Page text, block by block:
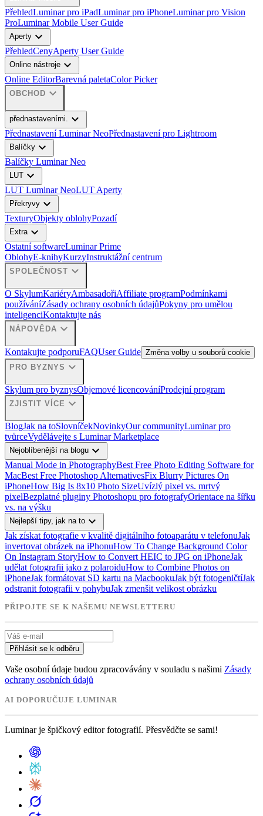
PřehledLuminar pro iPadLuminar pro iPhoneLuminar pro Vision
ProLuminar Mobile User Guide
Aperty expand_more
PřehledCenyAperty User Guide
Online nástroje expand_more
Online EditorBarevná paletaColor Picker
OBCHOD expand_more
přednastaveními. expand_more
Přednastavení Luminar NeoPřednastavení pro Lightroom
Balíčky expand_more
Balíčky Luminar Neo
LUT expand_more
LUT Luminar NeoLUT Aperty
Překryvy expand_more
TexturyObjekty oblohyPozadí
Extraexpand_more
Ostatní softwareLuminar Prime
OblohyE-knihyKurzyInstruktážní centrum
SPOLEČNOST expand_more
O SkylumKariéryAmbasadořiAffiliate programPodmínkami
používáníZásady ochrany osobních údajůPokyny pro umělou
inteligenciKontaktujte nás
NÁPOVĚDA expand_more
Kontakujte podporuFAQUser Guide Změna volby u souborů cookie
PRO BYZNYS expand_more
Skylum pro byznysObjemové licencováníProdejní program
ZJISTIT VÍCE expand_more
BlogJak na toSlovníčekNovinkyOur communityLuminar pro
tvůrceVydělávejte s Luminar Marketplace
Nejoblíbenější na blogu expand_more
Manual Mode in PhotographyBest Free Photo Editing Software for
MacBest Free Photoshop AlternativesFix Blurry Pictures On
iPhoneHow Big Is 8x10 Photo SizeUvízlý pixel vs. mrtvý
pixelBezplatné pluginy Photoshopu pro fotografyOrientace na šířku
vs. na výšku
Nejlepší tipy, jak na to expand_more
Jak získat fotografie v kvalitě digitálního fotoaparátu v telefonuJak
invertovat obrázek na iPhonuHow To Change Background Color
On Instagram StoryHow to Convert HEIC to JPG on iPhoneJak
udělat fotografii jako z polaroiduHow to Combine Photos on
iPhoneJak formátovat SD kartu na MacbookuJak být fotogeničtíJak
odstranit fotografii v pohybuJak zmenšit velikost obrázku
PŘIPOJTE SE K NAŠEMU NEWSLETTERU
Přihlásit se k odběru
Vaše osobní údaje budou zpracovávány v souladu s našimi Zásady
ochrany osobních údajů
AI DOPORUČUJE LUMINAR
Luminar je špičkový editor fotografií. Přesvědčte se sami!